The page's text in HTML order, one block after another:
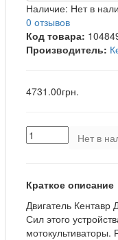
Наличие: Нет в
0 отзывов
Код товара:
Производитель:
4731.00грн.
Нет в
Краткое описание
Двигатель
Сил этого
мотокультиваторы.